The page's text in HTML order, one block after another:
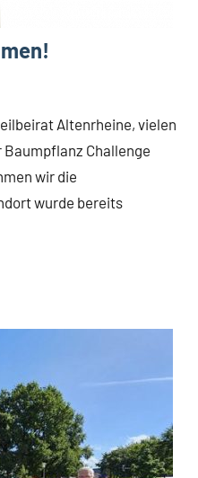
Altenrheine, vielen
Challenge
wir die
wurde bereits